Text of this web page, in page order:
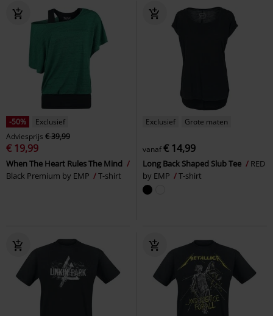
-50%
Exclusief
Adviesprijs € 39,99
€ 19,99
When The Heart Rules The Mind
Black Premium by EMP
T-shirt
Exclusief Grote maten
vanaf€ 14,99
Long Back Shaped Slub Tee
RED
by EMP
T-shirt